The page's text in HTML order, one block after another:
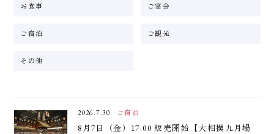
お食事 ご宴会
ご宿泊 ご観光
その他
2026.7.30 ご宿泊
8月7日（金）17:00 販売開始【大相撲九月場